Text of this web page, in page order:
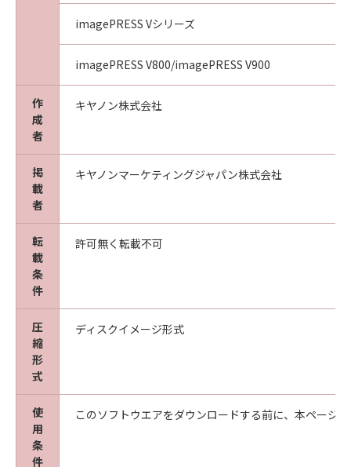
imagePRESS Vシリーズ
imagePRESS V800/imagePRESS V900
作
成
者
キヤノン株式会社
掲
載
者
キヤノンマーケティングジャパン株式会社
転
載
条
件
許可無く転載不可
圧
縮
形
式
ディスクイメージ形式
使
用
条
件
このソフトウエアをダウンロードする前に、本ページ